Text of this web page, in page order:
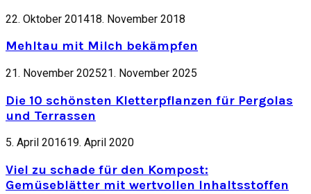
22. Oktober 201418. November 2018
Mehltau mit Milch bekämpfen
21. November 202521. November 2025
Die 10 schönsten Kletterpflanzen für Pergolas
und Terrassen
5. April 201619. April 2020
Viel zu schade für den Kompost:
Gemüseblätter mit wertvollen Inhaltsstoffen